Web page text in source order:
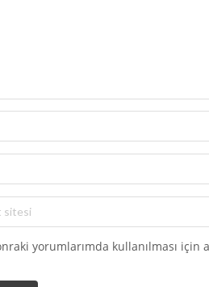
yorumlarımda kullanılması için